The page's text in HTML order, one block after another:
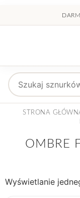
Wyszukaj
STRONA
OMBRE
Wyświetlanie